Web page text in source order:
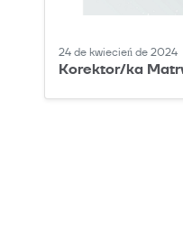
24 de kwiecień de 2024
Korektor/ka